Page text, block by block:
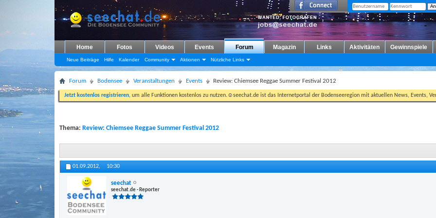
Home Fotos Videos Events Forum
Neue Beiträge Hilfe Kalender Community Aktionen Nützliche Links
Magazin Links Aktivitäten Gewinnspiele
Forum Bodensee Veranstaltungen Events Review: Chiemsee Reggae Summer Festival 2012
Jetzt kostenlos registrieren, um alle Funktionen kostenlos zu nutzen.☺seechat.de ist das Internetportal der Bodenseeregion mit aktuellen News, Events,
Thema: Review: Chiemsee Reggae Summer Festival 2012
01.09.2012, 10:30
seechat
seechat.de - Reporter